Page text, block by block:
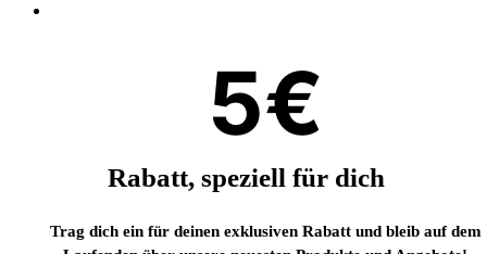
5€
Rabatt, speziell für dich
Trag dich ein für deinen exklusiven Rabatt und bleib auf dem